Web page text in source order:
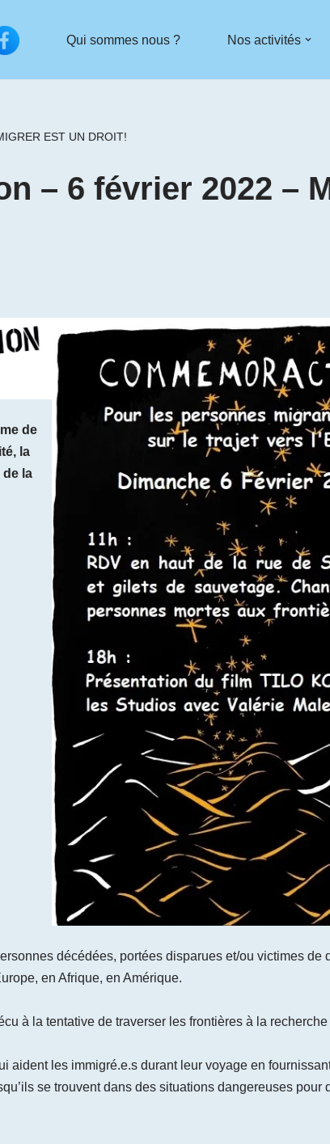
Qui sommes nous ? Nos activités
EST UN DROIT!
– 6 février 2022 –
de
la
la
décédées, portées disparues et/ou victimes de
en Afrique, en Amérique.
à la tentative de traverser les frontières à la recherche
aident les immigré.e.s durant leur voyage en
se trouvent dans des situations dangereuses pour